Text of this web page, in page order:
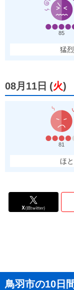
85
猛
08月11日 (火)
81
ほ
鳥羽市の10日